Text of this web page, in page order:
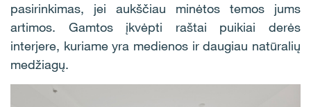
pasirinkimas, jei aukščiau minėtos temos jums
artimos. Gamtos įkvėpti raštai puikiai derės
interjere, kuriame yra medienos ir daugiau natūralių
medžiagų.